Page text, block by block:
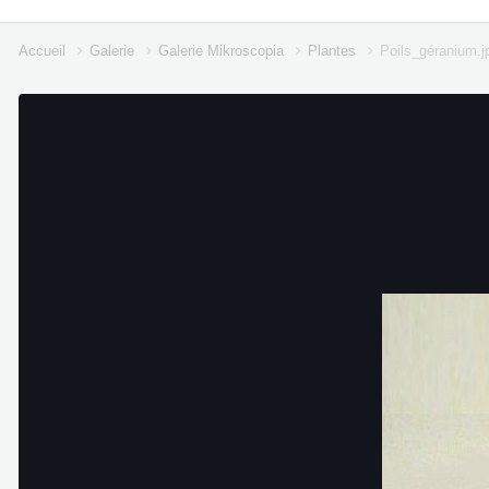
Accueil Galerie Galerie Mikroscopia Plantes